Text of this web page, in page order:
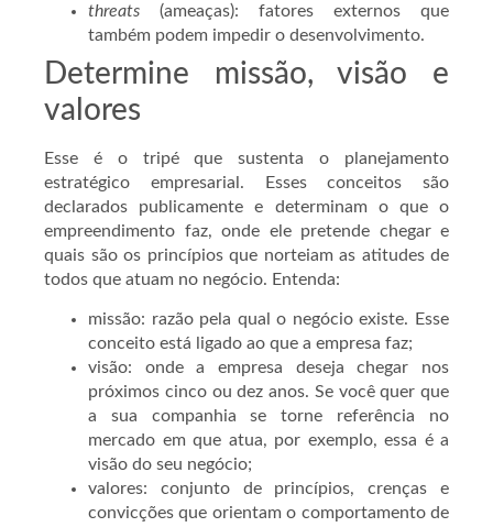
threats (ameaças): fatores externos que
também podem impedir o desenvolvimento.
Determine missão, visão e
valores
Esse é o tripé que sustenta o planejamento
estratégico empresarial. Esses conceitos são
declarados publicamente e determinam o que o
empreendimento faz, onde ele pretende chegar e
quais são os princípios que norteiam as atitudes de
todos que atuam no negócio. Entenda:
missão: razão pela qual o negócio existe. Esse
conceito está ligado ao que a empresa faz;
visão: onde a empresa deseja chegar nos
próximos cinco ou dez anos. Se você quer que
a sua companhia se torne referência no
mercado em que atua, por exemplo, essa é a
visão do seu negócio;
valores: conjunto de princípios, crenças e
convicções que orientam o comportamento de